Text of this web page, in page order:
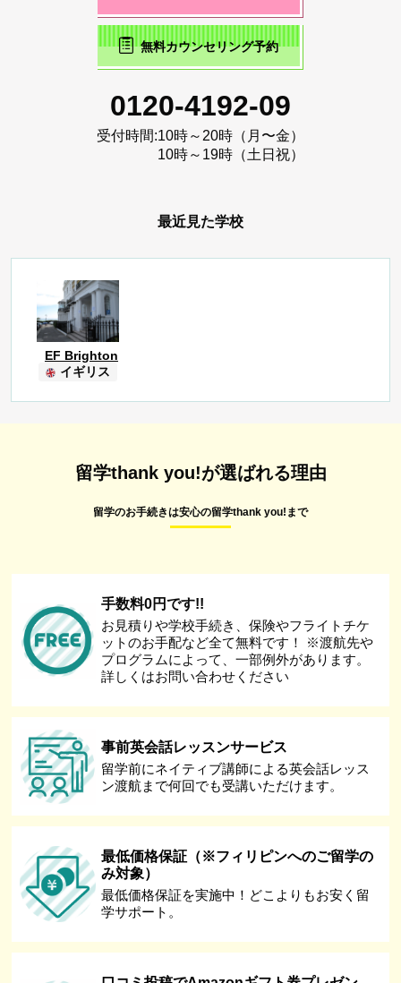
無料カウンセリング予約
0120-4192-09
受付時間:10時～20時（月〜金）
10時～19時（土日祝）
最近見た学校
EF Brighton
イギリス
留学thank you!が選ばれる理由
留学のお手続きは安心の留学thank you!まで
手数料0円です!!
お見積りや学校手続き、保険やフライトチケ
ットのお手配など全て無料です！ ※渡航先や
プログラムによって、一部例外があります。
詳しくはお問い合わせください
事前英会話レッスンサービス
留学前にネイティブ講師による英会話レッス
ン渡航まで何回でも受講いただけます。
最低価格保証（※フィリピンへのご留学の
み対象）
最低価格保証を実施中！どこよりもお安く留
学サポート。